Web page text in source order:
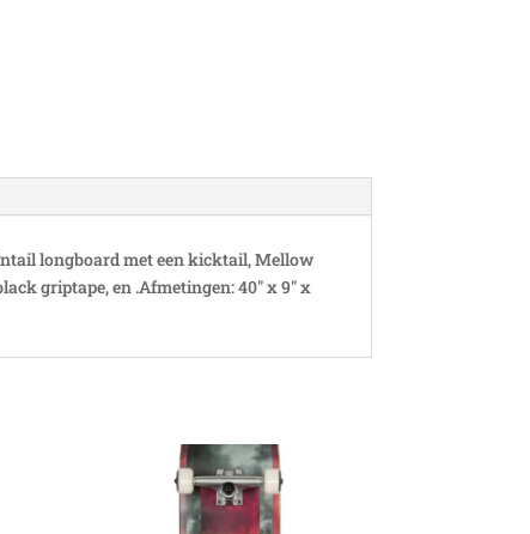
longboard met een kicktail, Mellow
griptape, en .Afmetingen: 40" x 9" x